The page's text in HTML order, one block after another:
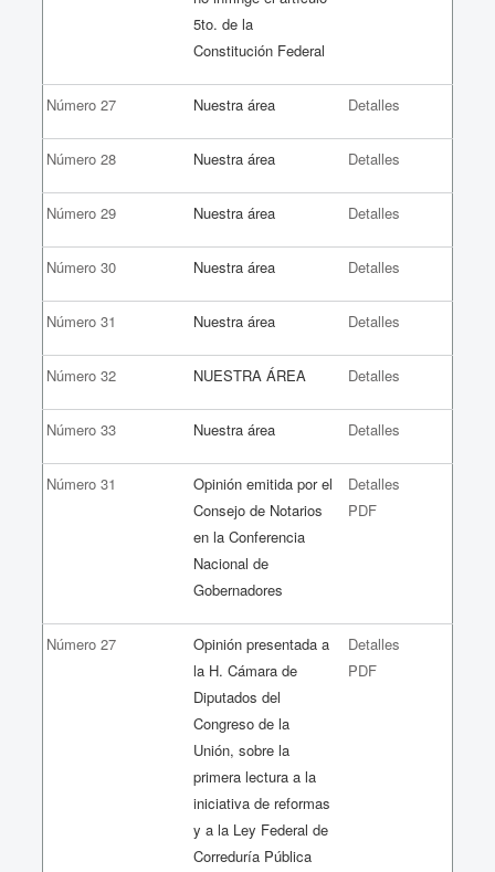
5to. de la
Constitución Federal
Número 27 Nuestra área Detalles
Número 28 Nuestra área Detalles
Número 29 Nuestra área Detalles
Número 30 Nuestra área Detalles
Número 31 Nuestra área Detalles
Número 32 NUESTRA ÁREA Detalles
Número 33 Nuestra área Detalles
Número 31
Opinión emitida por el
Consejo de Notarios
en la Conferencia
Nacional de
Gobernadores
Detalles
PDF
Número 27
Opinión presentada a
la H. Cámara de
Diputados del
Congreso de la
Unión, sobre la
primera lectura a la
iniciativa de reformas
y a la Ley Federal de
Correduría Pública
Detalles
PDF